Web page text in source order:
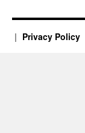
Privacy Policy